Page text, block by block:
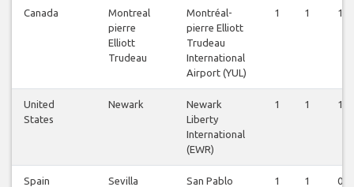
Canada
Montreal
pierre
Elliott
Trudeau
Montréal-
pierre Elliott
Trudeau
International
Airport (YUL)
1 1 1
United
States
Newark
Newark
Liberty
International
(EWR)
1 1 1
Spain Sevilla
San Pablo
1 1 0